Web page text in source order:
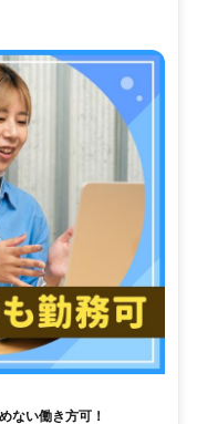
ない働き方可！